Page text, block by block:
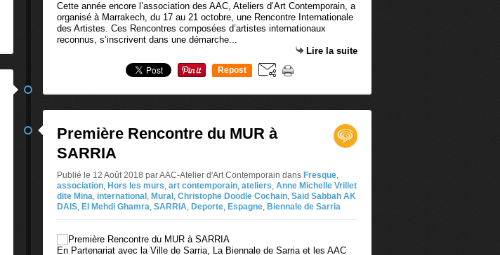
Cette année encore l’association des AAC, Ateliers d’Art Contemporain, a
organisé à Marrakech, du 17 au 21 octobre, une Rencontre Internationale
des Artistes. Ces Rencontres composées d’artistes internationaux
reconnus, s’inscrivent dans une démarche...
Lire la suite
Repost
Première Rencontre du MUR à
SARRIA
Publié le 12 Août 2018 par AAC-Atelier d'Art Contemporain dans Fresque,
association, Hors les murs, art contemporain, ateliers, Anne Michelle Vrillet
dite Mina, international , Mural , Christophe Doodle Cochain, Said Sabbah AK
DAIS, El Mehdi Ghamra, SARRIA, Deporte, Espagne, Biennale de Sarria
En Partenariat avec la Ville de Sarria, La Biennale de Sarria et les AAC